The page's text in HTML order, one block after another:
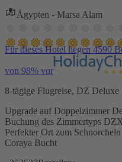
Ägypten - Marsa Alam
Für dieses Hotel liegen 4590
von 98% vor
8-tägige Flugreise, DZ
Upgrade auf Doppelzimmer
Buchung des Zimmertyps
Perfekter Ort zum
Coraya Bucht